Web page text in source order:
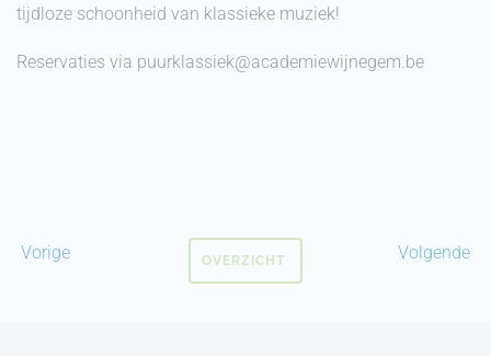
tijdloze schoonheid van klassieke muziek!
Reservaties via puurklassiek@academiewijnegem.be
Vorige Volgende
OVERZICHT